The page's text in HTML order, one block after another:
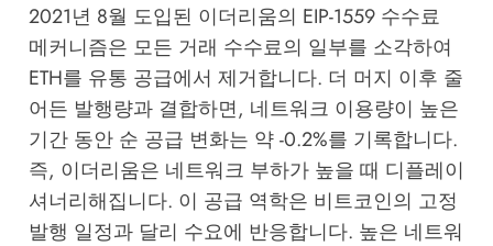
2021년 8월 도입된 이더리움의 EIP-1559 수수료
메커니즘은 모든 거래 수수료의 일부를 소각하여
ETH를 유통 공급에서 제거합니다. 더 머지 이후 줄
어든 발행량과 결합하면, 네트워크 이용량이 높은
기간 동안 순 공급 변화는 약 -0.2%를 기록합니다.
즉, 이더리움은 네트워크 부하가 높을 때 디플레이
셔너리해집니다. 이 공급 역학은 비트코인의 고정
발행 일정과 달리 수요에 반응합니다. 높은 네트워